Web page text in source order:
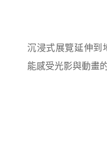
沉浸式展覽延伸到
能感受光影與動畫